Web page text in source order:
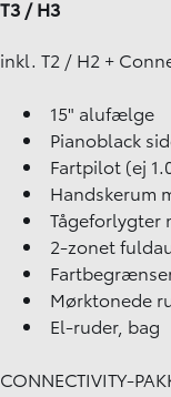
T3 / H3
inkl. T2 / H2 +
15" alufælge
Pianoblack
Fartpilot (ej
Handskerum
Tågeforlygter
2-zonet
Mørktonede
El-ruder, bag
CONNECTIVITY-